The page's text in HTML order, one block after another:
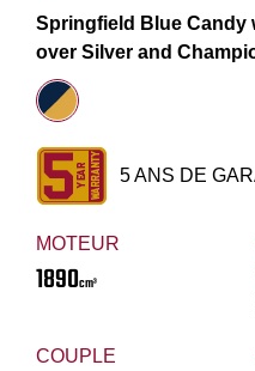
MOTEUR
1890cm³
COUPLE
Springfield Blue Candy
over Silver and
5 ANS DE